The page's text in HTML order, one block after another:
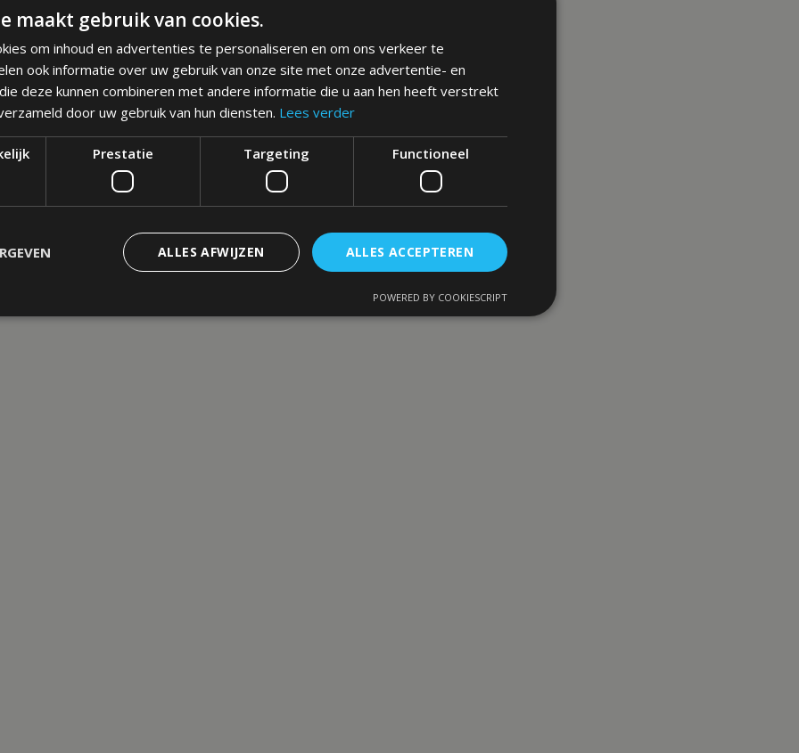
maakt gebruik van cookies.
om inhoud en advertenties te personaliseren en om ons verkeer te
ook informatie over uw gebruik van onze site met onze advertentie- en
deze kunnen combineren met andere informatie die u aan hen heeft verstrekt
door uw gebruik van hun diensten. Lees verder
Prestatie Targeting Functioneel
ALLES ACCEPTEREN
ALLES AFWIJZEN
POWERED BY COOKIESCRIPT